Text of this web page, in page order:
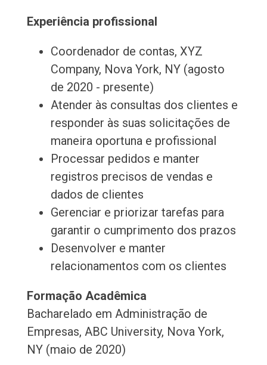
Experiência profissional
Coordenador de contas, XYZ
Company, Nova York, NY (agosto
de 2020 - presente)
Atender às consultas dos clientes e
responder às suas solicitações de
maneira oportuna e profissional
Processar pedidos e manter
registros precisos de vendas e
dados de clientes
Gerenciar e priorizar tarefas para
garantir o cumprimento dos prazos
Desenvolver e manter
relacionamentos com os clientes
Formação Acadêmica
Bacharelado em Administração de
Empresas, ABC University, Nova York,
NY (maio de 2020)